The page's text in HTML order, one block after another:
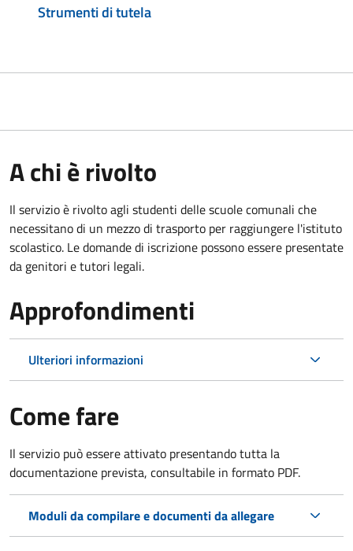
Strumenti di tutela
A chi è rivolto
Il servizio è rivolto agli studenti delle scuole comunali che
necessitano di un mezzo di trasporto per raggiungere l'istituto
scolastico. Le domande di iscrizione possono essere presentate
da genitori e tutori legali.
Approfondimenti
Ulteriori informazioni
Come fare
Il servizio può essere attivato presentando tutta la
documentazione prevista, consultabile in formato PDF.
Moduli da compilare e documenti da allegare